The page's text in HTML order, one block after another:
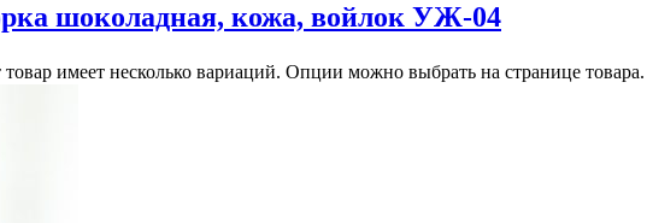
шоколадная, кожа, войлок УЖ-04
товар имеет несколько вариаций. Опции можно выбрать на странице товара.